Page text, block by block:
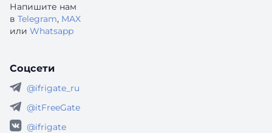
Напишите нам
в Telegram, MAX
или Whatsapp
Соцсети
@ifrigate_ru
@itFreeGate
@ifrigate